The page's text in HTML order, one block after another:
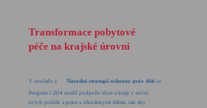
Transformace pobytové
péče na krajské úrovni
V souladu s Národní strategií ochrany práv dětí se
Program CZ04 snažil podpořit obce a kraje v revizi
svých politik a práce s ohroženými dětmi, tak aby